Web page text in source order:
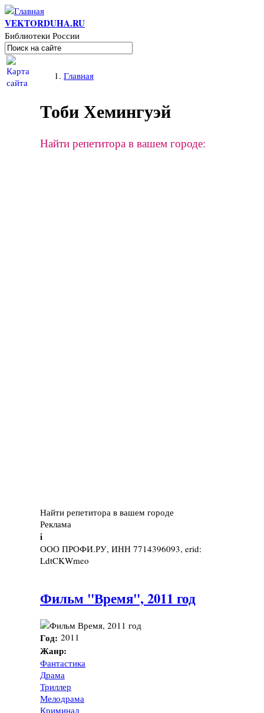
Перейти к основному содержанию
VEKTORDUHA.RU
Библиотеки России
Форма поиска
Поиск
Вы здесьГлавная
Тоби Хемингуэй
Найти репетитора в вашем городе:
Найти репетитора в вашем городе
Реклама
i
ООО ПРОФИ.РУ, ИНН 7714396093, erid:
LdtCKWmeo
Фильм "Время", 2011 год
Год: 2011
Жанр:
Фантастика
Драма
Триллер
Мелодрама
Криминал